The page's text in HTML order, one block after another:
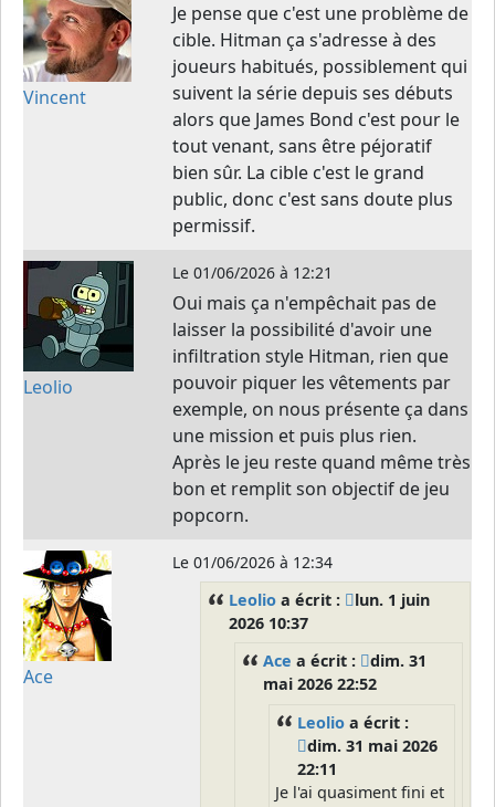
Vincent
Je pense que c'est une problème de
cible. Hitman ça s'adresse à des
joueurs habitués, possiblement qui
suivent la série depuis ses débuts
alors que James Bond c'est pour le
tout venant, sans être péjoratif
bien sûr. La cible c'est le grand
public, donc c'est sans doute plus
permissif.
Leolio
Le01/06/2026 à 12:21
Oui mais ça n'empêchait pas de
laisser la possibilité d'avoir une
infiltration style Hitman, rien que
pouvoir piquer les vêtements par
exemple, on nous présente ça dans
une mission et puis plus rien.
Après le jeu reste quand même très
bon et remplit son objectif de jeu
popcorn.
Ace
Le01/06/2026 à 12:34
Leolio a écrit :
lun. 1 juin
2026 10:37
Ace a écrit :
dim. 31
mai 2026 22:52
Leolio a écrit :
dim. 31 mai 2026
22:11
Je l'ai quasiment fini et